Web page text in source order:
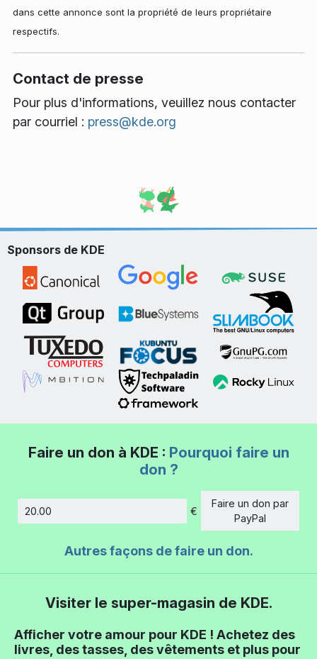
dans cette annonce sont la propriété de leurs propriétaire
respectifs.
Contact de presse
Pour plus d'informations, veuillez nous contacter
par courriel : press@kde.org
Sponsors de KDE
Faire un don à KDE : Pourquoi faire un
don ?
Montant
€
Faire un don par
PayPal
Autres façons de faire un don.
Visiter le super-magasin de KDE.
Afficher votre amour pour KDE ! Achetez des
livres, des tasses, des vêtements et plus pour